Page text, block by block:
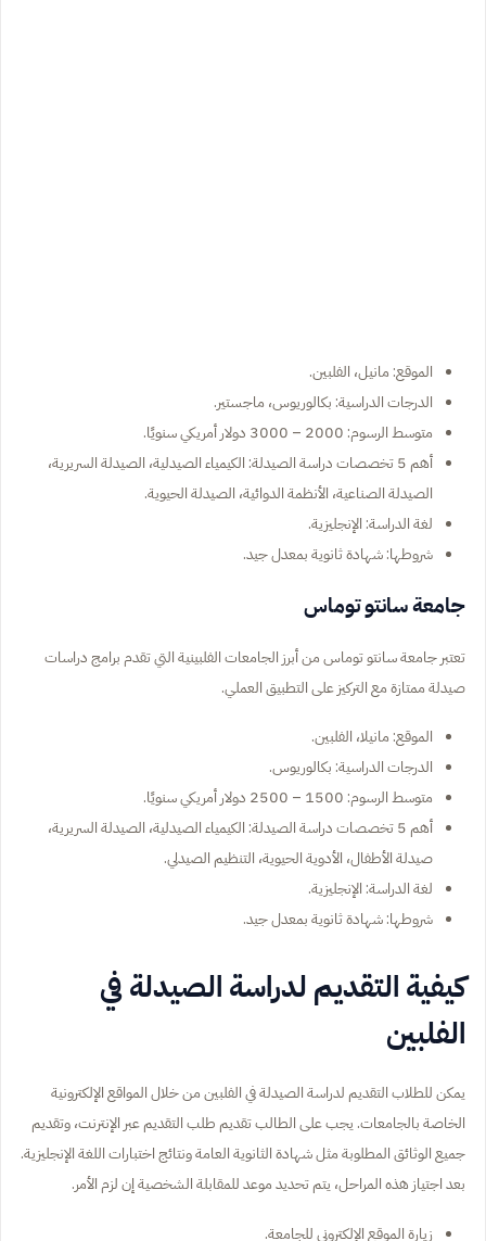
الموقع: مانيل، الفلبين.
الدرجات الدراسية: بكالوريوس، ماجستير.
متوسط الرسوم: 2000 – 3000 دولار أمريكي سنويًا.
أهم 5 تخصصات دراسة الصيدلة: الكيمياء الصيدلية، الصيدلة السريرية،
الصيدلة الصناعية، الأنظمة الدوائية، الصيدلة الحيوية.
لغة الدراسة: الإنجليزية.
شروطها: شهادة ثانوية بمعدل جيد.
جامعة سانتو توماس
تعتبر جامعة سانتو توماس من أبرز الجامعات الفلبينية التي تقدم برامج دراسات
صيدلة ممتازة مع التركيز على التطبيق العملي.
الموقع: مانيلا، الفلبين.
الدرجات الدراسية: بكالوريوس.
متوسط الرسوم: 1500 – 2500 دولار أمريكي سنويًا.
أهم 5 تخصصات دراسة الصيدلة: الكيمياء الصيدلية، الصيدلة السريرية،
صيدلة الأطفال، الأدوية الحيوية، التنظيم الصيدلي.
لغة الدراسة: الإنجليزية.
شروطها: شهادة ثانوية بمعدل جيد.
كيفية التقديم لدراسة الصيدلة في
الفلبين
يمكن للطلاب التقديم لدراسة الصيدلة في الفلبين من خلال المواقع الإلكترونية
الخاصة بالجامعات. يجب على الطالب تقديم طلب التقديم عبر الإنترنت، وتقديم
جميع الوثائق المطلوبة مثل شهادة الثانوية العامة ونتائج اختبارات اللغة الإنجليزية.
بعد اجتياز هذه المراحل، يتم تحديد موعد للمقابلة الشخصية إن لزم الأمر.
زيارة الموقع الإلكتروني للجامعة.